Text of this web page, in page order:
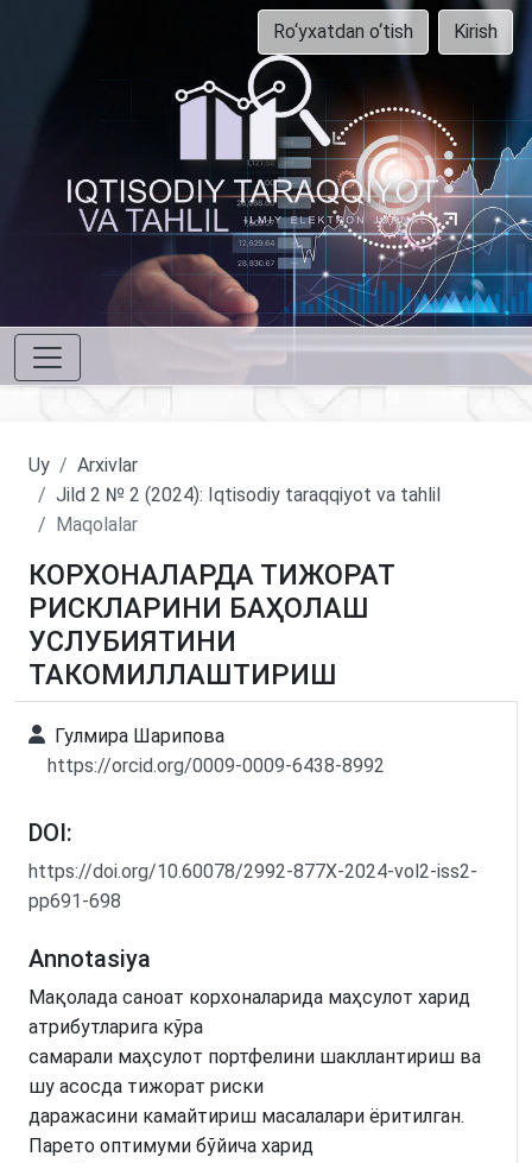
Ro‘yxatdan o‘tish Kirish
Uy
Arxivlar
Jild 2 № 2 (2024): Iqtisodiy taraqqiyot va tahlil
Maqolalar
КОРХОНАЛАРДА ТИЖОРАТ
РИСКЛАРИНИ БАҲОЛАШ
УСЛУБИЯТИНИ
ТАКОМИЛЛАШТИРИШ
Гулмира Шарипова
https://orcid.org/0009-0009-6438-8992
DOI:
https://doi.org/10.60078/2992-877X-2024-vol2-iss2-
pp691-698
Annotasiya
Мақолада саноат корхоналарида маҳсулот харид
атрибутларига кўра
самарали маҳсулот портфелини шакллантириш ва
шу асосда тижорат риски
даражасини камайтириш масалалари ёритилган.
Парето оптимуми бўйича харид